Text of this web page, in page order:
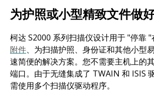
为护照或小型精致文件做
柯达 S2000 系列扫描仪设计用于 "停靠 "
附件、为扫描护照、身份证和其他小型
速简便的解决方案。您不需要主机上的
端口。由于无缝集成了 TWAIN 和 ISIS
需使用多个扫描仪驱动程序。